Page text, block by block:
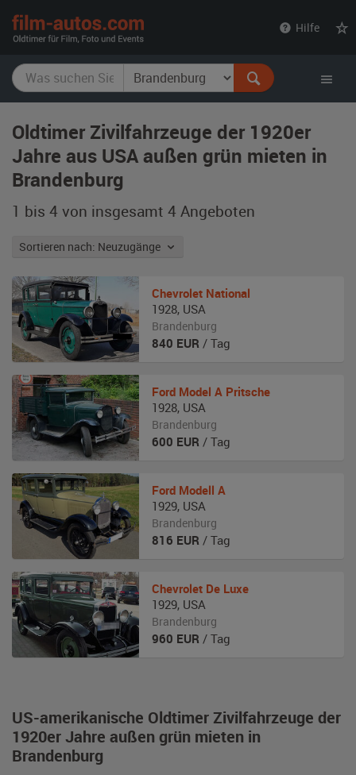
Hilfe
Oldtimer Zivilfahrzeuge der 1920er
Jahre aus USA außen grün mieten in
Brandenburg
1 bis 4 von insgesamt 4 Angeboten
Sortieren nach: Neuzugänge
US-amerikanische Oldtimer Zivilfahrzeuge der
1920er Jahre außen grün mieten in
Brandenburg
Chevrolet National
1928, USA
Brandenburg
840 EUR / Tag
Ford Model A Pritsche
1928, USA
Brandenburg
600 EUR / Tag
Ford Modell A
1929, USA
Brandenburg
816 EUR / Tag
Chevrolet De Luxe
1929, USA
Brandenburg
960 EUR / Tag